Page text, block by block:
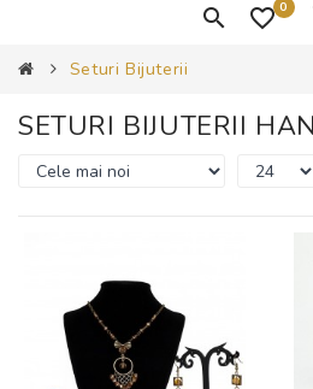
0
Seturi Bijuterii
SETURI BIJUTERII